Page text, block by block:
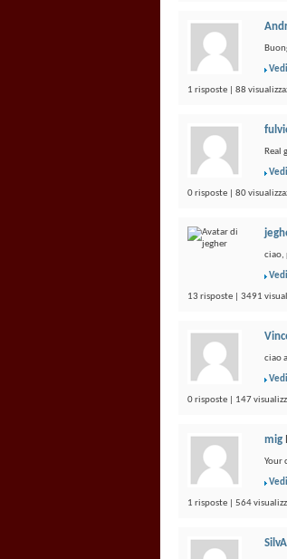
1 risposte | 88
Real
0 risposte | 80
ciao,
13 risposte | 3491
ciao
0 risposte | 147
mig
Your
1 risposte | 564